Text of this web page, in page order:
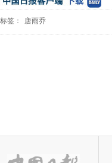
标签： 唐雨乔